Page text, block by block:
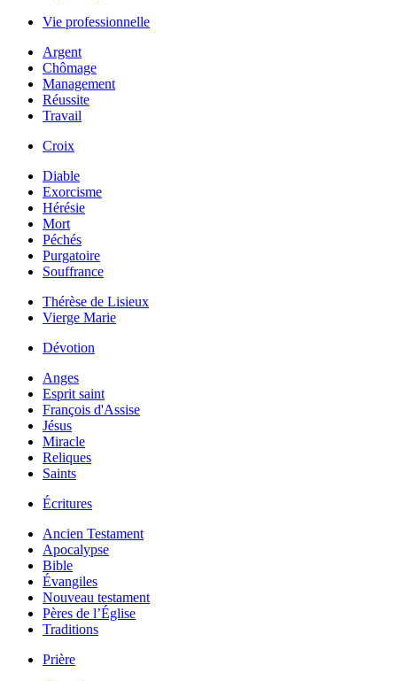
Vie professionnelle
Argent
Chômage
Management
Réussite
Travail
Croix
Diable
Exorcisme
Hérésie
Mort
Péchés
Purgatoire
Souffrance
Thérèse de Lisieux
Vierge Marie
Dévotion
Anges
Esprit saint
François d'Assise
Jésus
Miracle
Reliques
Saints
Écritures
Ancien Testament
Apocalypse
Bible
Évangiles
Nouveau testament
Pères de l’Église
Traditions
Prière